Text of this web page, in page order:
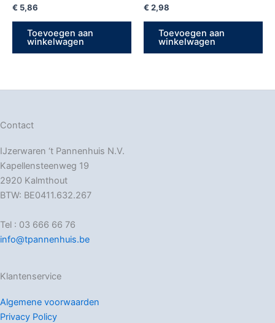
€ 5,86
Toevoegen aan
winkelwagen
€ 2,98
Toevoegen aan
winkelwagen
Contact
IJzerwaren ‘t Pannenhuis N.V.
Kapellensteenweg 19
2920 Kalmthout
BTW: BE0411.632.267
Tel : 03 666 66 76
info@tpannenhuis.be
Klantenservice
Algemene voorwaarden
Privacy Policy